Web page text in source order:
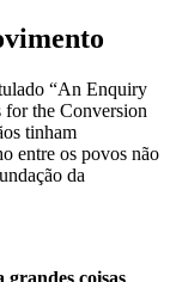
“An Enquiry
the Conversion
tinham
entre os povos não
da